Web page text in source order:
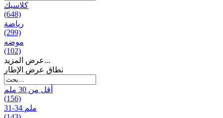
كلاسيك
(648)
رياضة
(299)
موضه
(102)
عرض المزيد...
نطاق عرض الإطار
أقل من 30 ملم
(156)
31-34 ملم